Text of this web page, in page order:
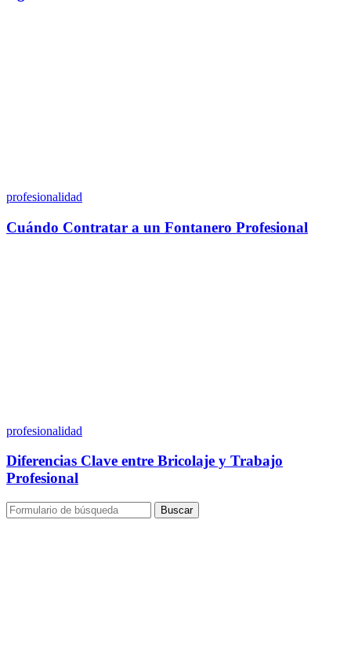
profesionalidad
Cuándo Contratar a un Fontanero Profesional
profesionalidad
Diferencias Clave entre Bricolaje y Trabajo
Profesional
Buscar